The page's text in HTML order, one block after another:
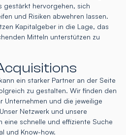
gestärkt hervorgehen, sich
und Risiken abwehren lassen.
Kapitalgeber in die Lage, das
Mitteln unterstützen zu
ein starker Partner an der Seite
zu gestalten. Wir finden den
Unternehmen und die jeweilige
Netzwerk und unsere
eine schnelle und effiziente Suche
und Know-how.